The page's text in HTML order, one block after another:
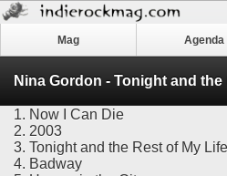
Mag Agenda
Nina Gordon - Tonight and
1. Now I Can Die
2. 2003
3. Tonight and the Rest of My Life
4. Badway